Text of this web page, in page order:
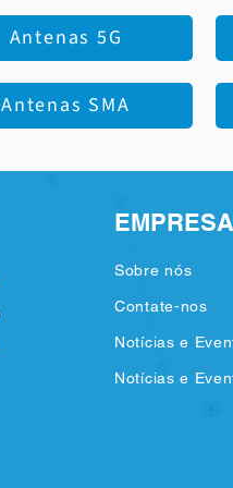
Antenas 5G
Antenas SMA
EMPRESA
Sobre nós
Contate-nos
Notícias e
Notícias e